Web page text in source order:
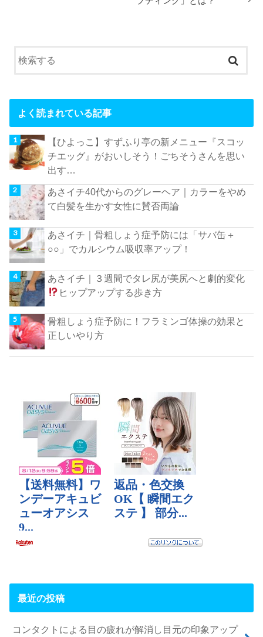
よく読まれている記事
【ひよっこ】すずふり亭の新メニュー『スコッ
チエッグ』がおいしそう！ごちそうさんを思い
出す…
あさイチ40代からのグレーヘア｜カラーをやめ
て白髪を生かす女性に賛否両論
あさイチ｜骨粗しょう症予防には「サバ缶＋
○○」でカルシウム吸収率アップ！
あさイチ｜３週間でタレ尻が美尻へと劇的変化
ヒップアップする歩き方
骨粗しょう症予防に！フラミンゴ体操の効果と
正しいやり方
最近の投稿
コンタクトによる目の疲れが解消し目元の印象アップ